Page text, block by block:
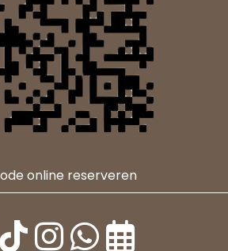
online reserveren